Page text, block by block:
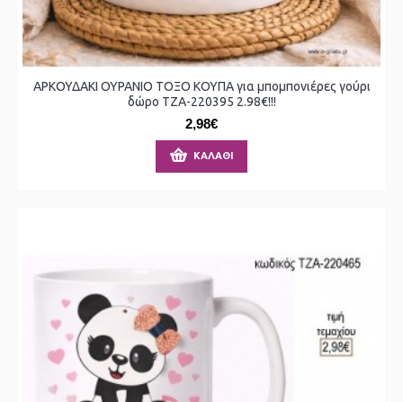
ΑΡΚΟΥΔΑΚΙ ΟΥΡΑΝΙΟ ΤΟΞΟ ΚΟΥΠΑ για μπομπονιέρες γούρι
δώρο ΤΖΑ-220395 2.98€!!!
2,98€
ΚΑΛΆΘΙ